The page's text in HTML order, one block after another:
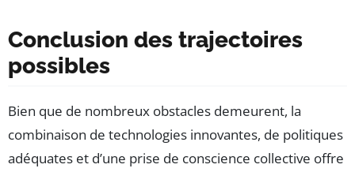
Conclusion des trajectoires
possibles
Bien que de nombreux obstacles demeurent, la
combinaison de technologies innovantes, de politiques
adéquates et d’une prise de conscience collective offre